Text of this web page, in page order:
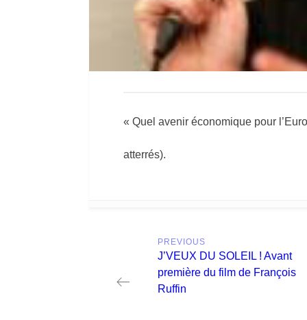
« Quel avenir économique pour
atterrés).
navigation
PREVIOUS
Previous
post:
J’VEUX DU SOLEIL ! Avant
première du film de François
Ruffin